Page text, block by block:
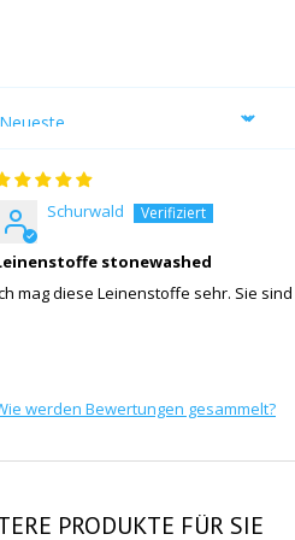
Sort by
Schurwald
stonewashed
mag diese Leinenstoffe sehr. Sie sind
werden Bewertungen gesammelt?
PRODUKTE FÜR SIE